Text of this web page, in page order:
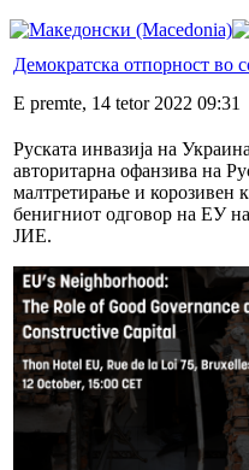
Демократска отпорност во
E premte, 14 tetor 2022 09:31
Руската инвазија на
авторитарна офанзива на
малтретирање и корозивен
бенигниот одговор на ЕУ
ЈИЕ.